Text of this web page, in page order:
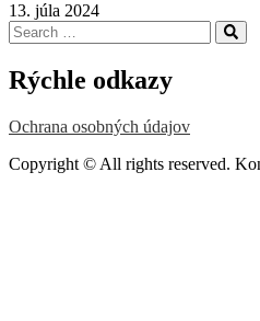
13. júla 2024
Search
for:
Search
Rýchle odkazy
Ochrana osobných údajov
Copyright © All rights reserved.